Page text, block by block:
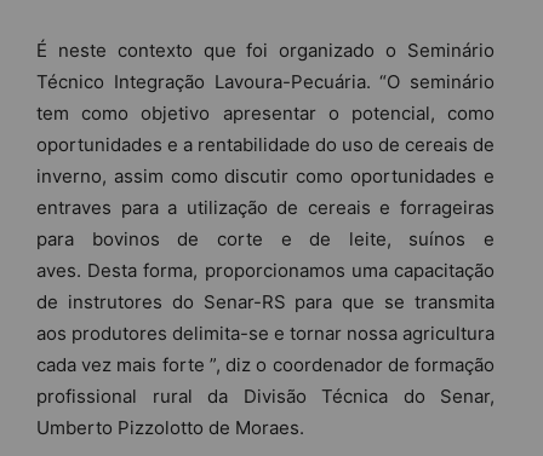
É neste contexto que foi organizado o Seminário
Técnico Integração Lavoura-Pecuária. “O seminário
tem como objetivo apresentar o potencial, como
oportunidades e a rentabilidade do uso de cereais de
inverno, assim como discutir como oportunidades e
entraves para a utilização de cereais e forrageiras
para bovinos de corte e de leite, suínos e
aves. Desta forma, proporcionamos uma capacitação
de instrutores do Senar-RS para que se transmita
aos produtores delimita-se e tornar nossa agricultura
cada vez mais forte ”, diz o coordenador de formação
profissional rural da Divisão Técnica do Senar,
Umberto Pizzolotto de Moraes.